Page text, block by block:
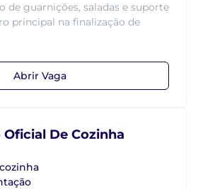
de guarnições, saladas e suporte
principal na finalização de
Abrir Vaga
Oficial De Cozinha